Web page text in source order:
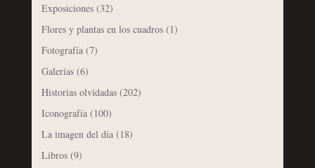
Exposiciones(32)
Flores y plantas en los cuadros(1)
Fotografía(7)
Galerías(6)
Historias olvidadas(202)
Iconografía(100)
La imagen del día(18)
Libros(9)